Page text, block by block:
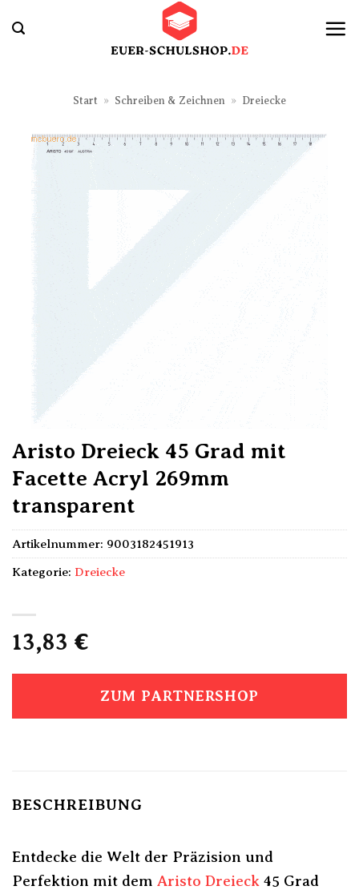
Inhalt
Start » Schreiben & Zeichnen » Dreiecke
Aristo Dreieck 45 Grad mit
Facette Acryl 269mm
transparent
13,83 €
ZUM PARTNERSHOP
Artikelnummer: 9003182451913
Kategorie: Dreiecke
BESCHREIBUNG
Entdecke die Welt der Präzision und
Perfektion mit dem Aristo Dreieck 45 Grad